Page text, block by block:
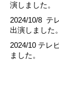
演しました。
2024/10/8 テ
出演しました。
2024/10 テレ
ました。